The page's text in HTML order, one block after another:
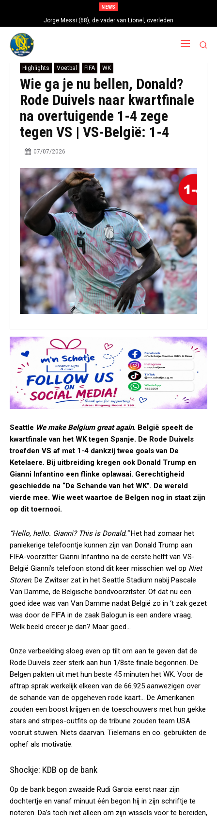
NEWS
Jorge Messi (68), de vader van Lionel, overleden
Highlights Voetbal FIFA WK
Wie ga je nu bellen, Donald?
Rode Duivels naar kwartfinale
na overtuigende 1-4 zege
tegen VS | VS-België: 1-4
07/07/2026
Seattle We make Belgium great again. België speelt de
kwartfinale van het WK tegen Spanje. De Rode Duivels
troefden VS af met 1-4 dankzij twee goals van De
Ketelaere. Bij uitbreiding kregen ook Donald Trump en
Gianni Infantino een flinke oplawaai. Gerechtigheid
geschiedde na “De Schande van het WK”. De wereld
vierde mee. Wie weet waartoe de Belgen nog in staat zijn
op dit toernooi.
“Hello, hello. Gianni? This is Donald.”Het had zomaar het
paniekerige telefoontje kunnen zijn van Donald Trump aan
FIFA-voorzitter Gianni Infantino na de eerste helft van VS-
België Gianni’s telefoon stond dit keer misschien wel op Niet
Storen. De Zwitser zat in het Seattle Stadium nabij Pascale
Van Damme, de Belgische bondvoorzitster. Of dat nu een
goed idee was van Van Damme nadat België zo in ‘t zak gezet
was door de FIFA in de zaak Balogun is een andere vraag.
Welk beeld creëer je dan? Maar goed…
Onze verbeelding sloeg even op tilt om aan te geven dat de
Rode Duivels zeer sterk aan hun 1/8ste finale begonnen. De
Belgen pakten uit met hun beste 45 minuten het WK. Voor de
aftrap sprak werkelijk elkeen van de 66.925 aanwezigen over
de schande van de opgeheven rode kaart… De Amerikanen
zouden een boost krijgen en de toeschouwers met hun gekke
stars and stripes-outfits op de tribune zouden team USA
vooruit stuwen. Niets daarvan. Tielemans en co. gebruikten de
ophef als motivatie.
Shockje: KDB op de bank
Op de bank begon zwaaide Rudi Garcia eerst naar zijn
dochtertje en vanaf minuut één begon hij in zijn schriftje te
noteren. Da’s toch niet alleen om zijn wissels voor te bereiden,